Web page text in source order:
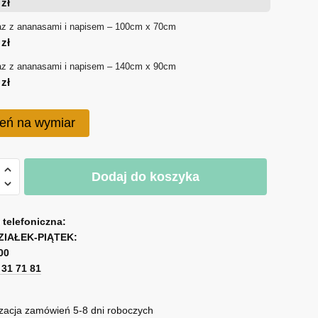
180 zł
z ananasami i napisem – 100cm x 70cm
zł
z ananasami i napisem – 140cm x 90cm
zł
na wymiar
Dodaj do koszyka
PIĄTEK:
71 81
zamówień 5-8 dni roboczych